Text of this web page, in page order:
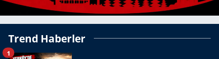
Trend Haberler
1